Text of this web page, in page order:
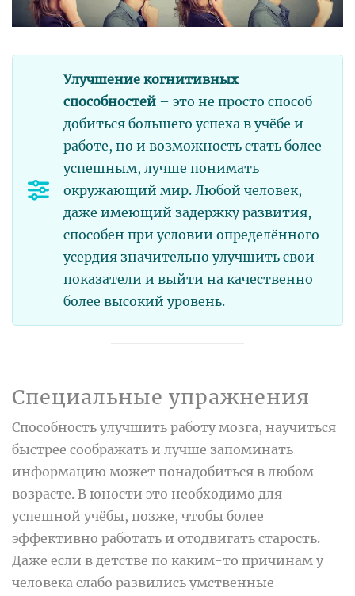
Улучшение когнитивных
способностей – это не просто способ
добиться большего успеха в учёбе и
работе, но и возможность стать более
успешным, лучше понимать
окружающий мир. Любой человек,
даже имеющий задержку развития,
способен при условии определённого
усердия значительно улучшить свои
показатели и выйти на качественно
более высокий уровень.
Специальные упражнения
Способность улучшить работу мозга, научиться
быстрее соображать и лучше запоминать
информацию может понадобиться в любом
возрасте. В юности это необходимо для
успешной учёбы, позже, чтобы более
эффективно работать и отодвигать старость.
Даже если в детстве по каким-то причинам у
человека слабо развились умственные